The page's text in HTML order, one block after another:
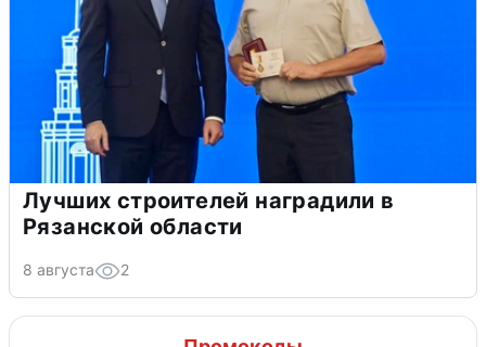
Лучших строителей наградили в
Рязанской области
8 августа 2